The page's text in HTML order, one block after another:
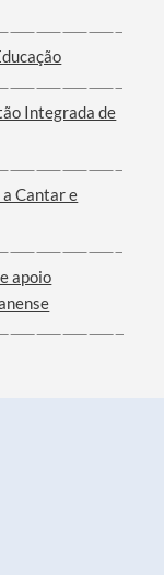
Integrada de
Cantar e
apoio